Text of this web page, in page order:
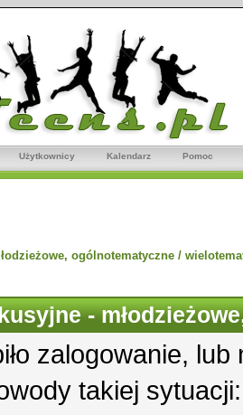
Użytkownicy Kalendarz Pomoc
ogólnotematyczne /
-
zalogowanie,
takiej sytuacji: